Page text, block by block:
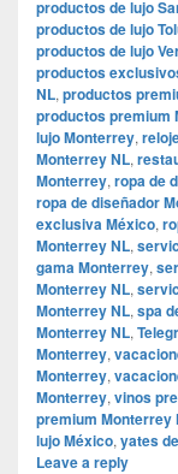
productos de lujo
productos de lujo
productos de lujo
productos
NL, productos
productos premium
lujo Monterrey,
Monterrey NL,
Monterrey, ropa de
ropa de diseñador
exclusiva México,
Monterrey NL,
gama Monterrey,
Monterrey NL,
Monterrey NL, spa
Monterrey NL,
Monterrey,
Monterrey,
Monterrey, vinos
premium Monterrey
lujo México, yates
Leave a reply